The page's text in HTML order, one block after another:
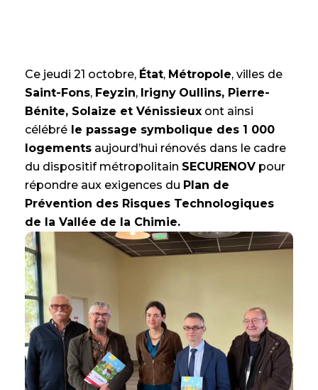
Ce jeudi 21 octobre, État, Métropole, villes de
Saint-Fons, Feyzin, Irigny Oullins, Pierre-
Bénite, Solaize et Vénissieux ont ainsi
célébré le passage symbolique des 1 000
logements aujourd’hui rénovés dans le cadre
du dispositif métropolitain SECURENOV pour
répondre aux exigences du Plan de
Prévention des Risques Technologiques
de la Vallée de la Chimie.